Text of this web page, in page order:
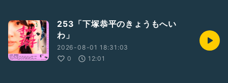
253「下塚恭平のきょうもへい
わ」
2026-08-01 18:31:03
0
12:01